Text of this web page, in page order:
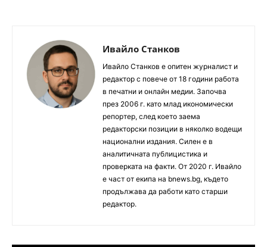
Ивайло Станков
Ивайло Станков е опитен журналист и
редактор с повече от 18 години работа
в печатни и онлайн медии. Започва
през 2006 г. като млад икономически
репортер, след което заема
редакторски позиции в няколко водещи
национални издания. Силен е в
аналитичната публицистика и
проверката на факти. От 2020 г. Ивайло
е част от екипа на bnews.bg, където
продължава да работи като старши
редактор.